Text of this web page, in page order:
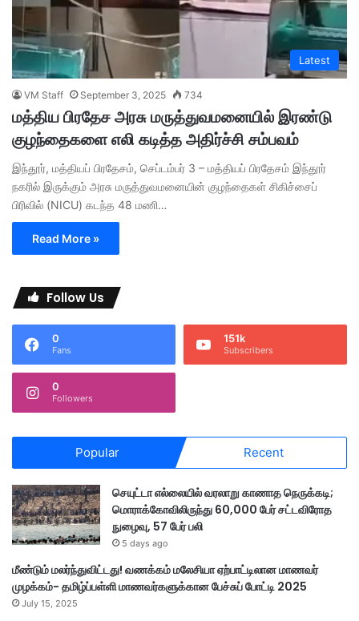
Latest
VM Staff September 3, 2025 734
மத்திய பிரதேச அரசு மருத்துவமனையில் இரண்டு
குழந்தைகளை எலி கடித்த அதிர்ச்சி சம்பவம்
இந்தூர், மத்தியப் பிரதேசம், செப்டம்பர் 3 – மத்தியப் பிரதேசம் இந்தூர்
நகரில் இருக்கும் அரசு மருத்துவமனையின் குழந்தைகள் சிகிச்சைப்
பிரிவில் (NICU) கடந்த 48 மணி…
Read More »
Follow Us
0
Fans
151k
Subscribers
0
Followers
Popular Recent
செயுட்டா எல்லையில் வரலாறு காணாத நெருக்கடி;
மொராக்கோவிலிருந்து 60,000 பேர் சட்டவிரோத
நுழைவு, 57 பேர் பலி
5 days ago
மீண்டும் மலர்ந்துவிட்டது! வணக்கம் மலேசியா ஏற்பாட்டிலான மாணவர்
முழக்கம்- தமிழ்ப்பள்ளி மாணவர்களுக்கான பேச்சுப் போட்டி 2025
July 15, 2025